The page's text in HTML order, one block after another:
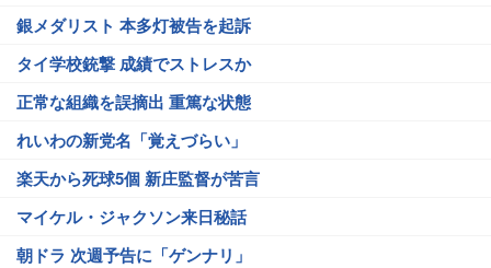
銀メダリスト 本多灯被告を起訴
タイ学校銃撃 成績でストレスか
正常な組織を誤摘出 重篤な状態
れいわの新党名「覚えづらい」
楽天から死球5個 新庄監督が苦言
マイケル・ジャクソン来日秘話
朝ドラ 次週予告に「ゲンナリ」